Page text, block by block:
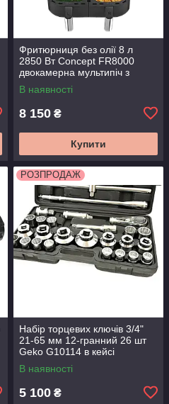
Фритюрниця без олії 8 л
2850 Вт Concept FR8000
двокамерна мультипіч з
таймером та сенсорним
керуванням
В наявності
8 150 ₴
Купити
РОЗПРОДАЖ
Набір торцевих ключів 3/4"
21-65 мм 12-гранний 26 шт
Geko G10114 в кейсі
В наявності
5 100 ₴